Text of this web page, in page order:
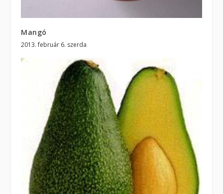
Mangó
2013. február 6. szerda